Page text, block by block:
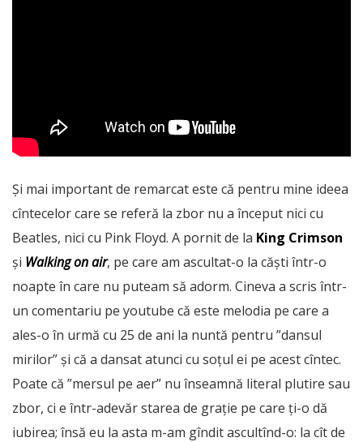
Și mai important de remarcat este că pentru mine ideea
cîntecelor care se referă la zbor nu a început nici cu
Beatles, nici cu Pink Floyd. A pornit de la King Crimson
și Walking on air, pe care am ascultat-o la căști într-o
noapte în care nu puteam să adorm. Cineva a scris într-
un comentariu pe youtube că este melodia pe care a
ales-o în urmă cu 25 de ani la nuntă pentru ”dansul
mirilor” și că a dansat atunci cu soțul ei pe acest cîntec.
Poate că ”mersul pe aer” nu înseamnă literal plutire sau
zbor, ci e într-adevăr starea de grație pe care ți-o dă
iubirea; însă eu la asta m-am gîndit ascultînd-o: la cît de